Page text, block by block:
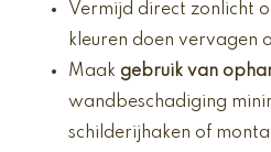
Vermijd direct zonlicht
kleuren doen vervagen
Maak gebruik van
wandbeschadiging
schilderijhaken of